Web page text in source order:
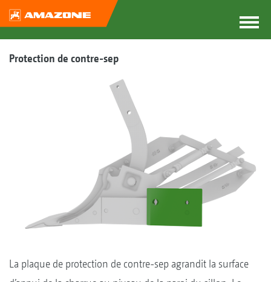
Protection de contre-sep
La plaque de protection de contre-sep agrandit la surface